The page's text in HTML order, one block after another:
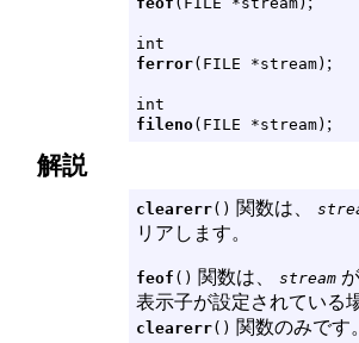
int
ferror(FILE *stream) ;
int
fileno(FILE *stream) ;
解説
clearerr() 関数は、
リアします。
feof () 関数は、 stream
表示子が設定されている
clearerr() 関数のみです。